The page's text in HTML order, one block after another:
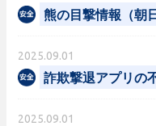
熊の目撃情報（朝
2025.09.01
詐欺撃退アプリの
2025.09.01